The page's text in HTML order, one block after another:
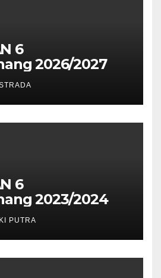
6
2026/2027
6
2023/2024
PUTRA